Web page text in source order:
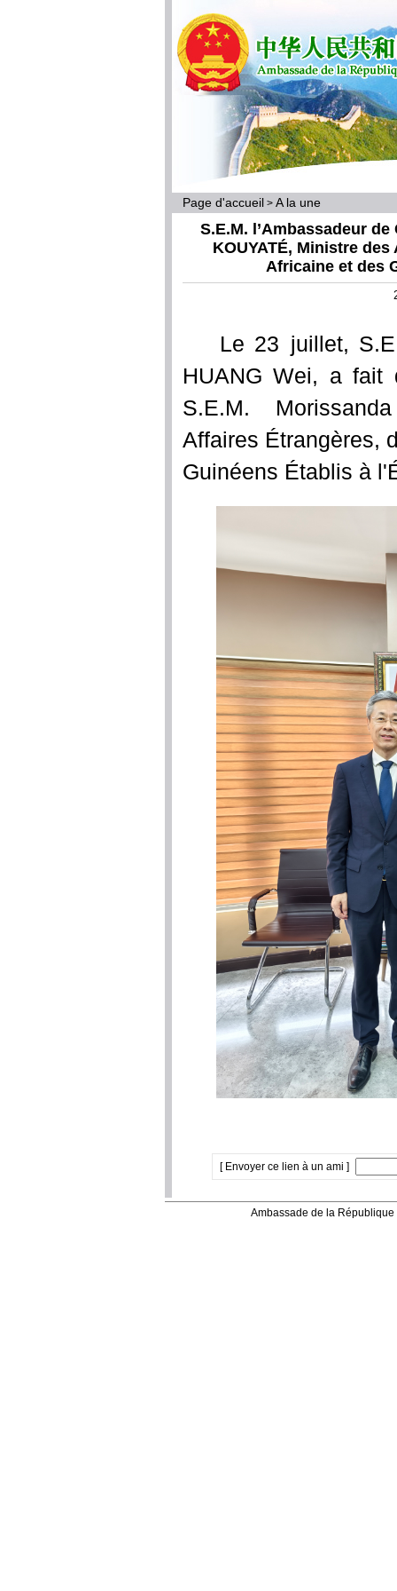
Page d'accueil > A la une
S.E.M. l’Ambassadeur
KOUYATÉ, Ministre
Africaine et des
Le 23 juillet,
HUANG Wei, a fait
S.E.M.
Affaires Étrangères,
Guinéens Établis à
[ Envoyer ce lien à un ami ]
Ambassade de la